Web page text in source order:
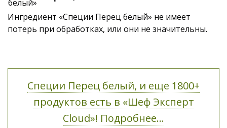
Ингредиент «Специи Перец белый» не имеет
потерь при обработках, или они не значительны.
Специи Перец белый, и еще 1800+
продуктов есть в «Шеф Эксперт
Cloud»! Подробнее...